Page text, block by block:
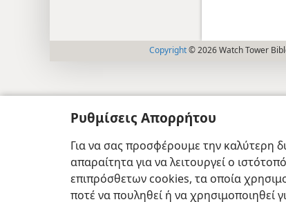
Ρυθμίσεις Απορρήτου
Για να σας προσφέρουμε την καλύτερη
απαραίτητα για να λειτουργεί ο
επιπρόσθετων cookies, τα οποία
ποτέ να πουληθεί ή να χρησιμοποιηθεί
Copyright© 2026 Watch Tower